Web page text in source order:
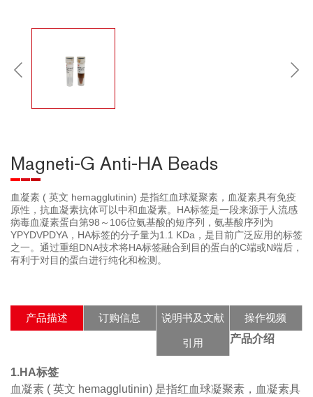
Magneti-G Anti-HA Beads
血凝素 ( 英文 hemagglutinin) 是指红血球凝聚素，血凝素具有免疫
原性，抗血凝素抗体可以中和血凝素。HA标签是一段来源于人流感
病毒血凝素蛋白第98～106位氨基酸的短序列，氨基酸序列为
YPYDVPDYA，HA标签的分子量为1.1 KDa，是目前广泛应用的标签
之一。通过重组DNA技术将HA标签融合到目的蛋白的C端或N端后，
有利于对目的蛋白进行纯化和检测。
产品描述 订购信息 说明书及文献
引用
操作视频
产品介绍
1.HA标签
血凝素 ( 英文 hemagglutinin) 是指红血球凝聚素，血凝素具